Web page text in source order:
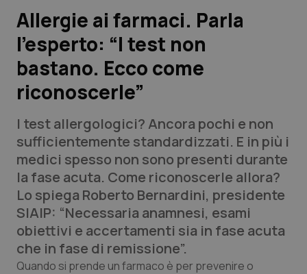
Lavoro e Professioni
Scienza e Farmaci
Studi e Analisi
Lettere al direttore
Edizioni Regionali
QS Pro
Professionisti Sanitari.AI
Abruzzo
QS Pro Gold
Allergie ai farmaci. Parla
l’esperto: “I test non
bastano. Ecco come
riconoscerle”
I test allergologici? Ancora pochi e non
sufficientemente standardizzati. E in più i
medici spesso non sono presenti durante
la fase acuta. Come riconoscerle allora?
Lo spiega Roberto Bernardini, presidente
SIAIP: “Necessaria anamnesi, esami
obiettivi e accertamenti sia in fase acuta
che in fase di remissione”.
Quando si prende un farmaco è per prevenire o